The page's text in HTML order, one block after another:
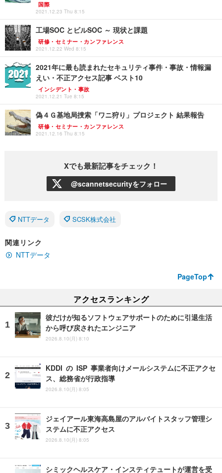
国際
2021.12.23 Thu 8:15
工場SOC とビルSOC ～ 現状と課題
研修・セミナー・カンファレンス
2021.12.22 Wed 8:15
2021年に最も読まれたセキュリティ事件・事故・情報漏
えい・不正アクセス記事 ベスト10
インシデント・事故
2021.12.21 Tue 8:15
偽４Ｇ基地局捜索「ワニ狩り」プロジェクト 結果報告
研修・セミナー・カンファレンス
2021.12.16 Thu 8:15
Xでも最新記事をチェック！
@scannetsecurityをフォロー
NTTデータ SCSK株式会社
関連リンク
NTTデータ
PageTop
アクセスランキング
彼だけが知るソフトウェアサポートのために引退生活
から呼び戻されたエンジニア
2026.8.10(月) 8:10
KDDI の ISP 事業者向けメールシステムに不正アクセ
ス、総務省が行政指導
2026.8.10(月) 8:05
ジェイアール東海高島屋のアルバイトスタッフ管理シ
ステムに不正アクセス
2026.8.10(月) 8:05
シミックヘルスケア・インスティテュートが運営を受